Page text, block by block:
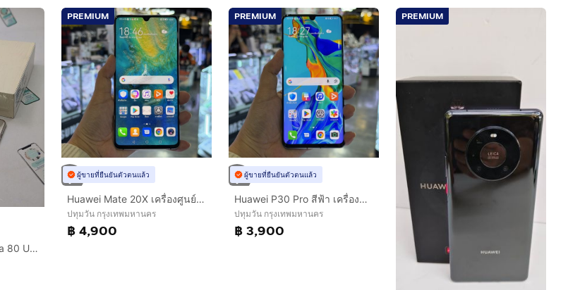
ขาย เทิร์น Huawei Pura 80 Ultra Gold Ram 16 Rom 512 ศูนย์ไทย สภาพสวย อุปกรณ์แท้ครบยกกล่อง ประกันเหลือ เพียง 20,990 บาท เท่านั้น ครับ
PREMIUM
ผู้ขายที่ยืนยันตัวตนแล้ว
Huawei Mate 20X เครื่องศูนย์ สภาพสวยมาก จอ7.2นิ้ว แรม6รอม128 Kirin980 กล้องLeica 40ล้าน(3ตัว)🔥🔥
ปทุมวัน กรุงเทพมหานคร
฿ 4,900
PREMIUM
ผู้ขายที่ยืนยันตัวตนแล้ว
Huawei P30 Pro สีฟ้า เครื่องศูนย์ สภาพสวยมาก จอ6.47นิ้ว แรม8รอม256 พร้อมกล้องLeica 40ล้าน(3ตัว)🔥🔥
ปทุมวัน กรุงเทพมหานคร
฿ 3,900
PREMIUM